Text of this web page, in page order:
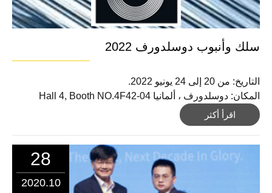
سلك وأنبوب دوسلدورف 2022
التاريخ: من 20 إلى 24 يونيو 2022.
المكان: دوسلدورف ، ألمانيا Hall 4, Booth NO.4F42-04
اقرأ أكثر
28
2020.10